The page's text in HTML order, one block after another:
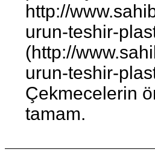
http://
urun-teshir-
(http://
urun-teshir-
Çekmecelerin
tamam.